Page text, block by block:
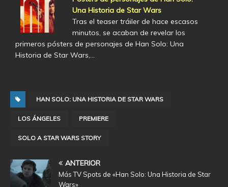
Una Historia de Star Wars
Tras el teaser tráiler de hace escasos
minutos, se acaban de revelar los
primeros pósters de personajes de Han Solo: Una
Historia de Star Wars,…
HAN SOLO: UNA HISTORIA DE STAR WARS
LOS ÁNGELES PREMIERE
SOLO A STAR WARS STORY
ANTERIOR
Más TV Spots de «Han Solo: Una Historia de Star
Wars»